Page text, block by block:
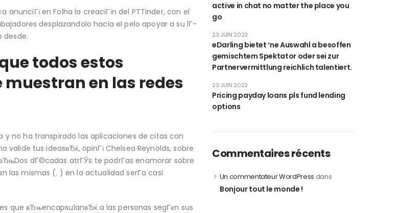
en Folha la creaciГіn del PTTinder, con el
desplazandolo hacia el pelo apoyar a su lГ­
desde.
todos estos
en las redes
y no ha transpirado las aplicaciones de citas con
tus ideasвЂќ, opinГі Chelsea Reynolds, sobre
dГ©cadas atrГЎs te podrГ­as enamorar sobre
las mismas (. ) en la actualidad serГ­a casi
que вЂњencapsulanвЂќ a las personas segГєn sus
active in chat no matter the place you
go
eDarling bietet ‘ne Auswahl a besoffen
gemischtem Spektator oder sei zur
Partnervermittlung reichlich talentiert.
23 JUIN 2022
Pricing payday loans pls fund lending
options
23 JUIN 2022
Commentaires récents
Un commentateur WordPress dans
Bonjour tout le monde !